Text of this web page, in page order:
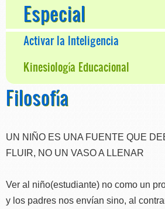
Especial
Activar la Inteligencia
Kinesiología Educacional
Filosofía
UN NIÑO ES UNA FUENTE QUE
FLUIR, NO UN VASO A LLENAR
Ver al niño(estudiante) no como un
y los padres nos envían sino, al